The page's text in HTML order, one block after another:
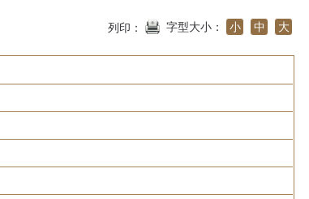
列印： 字型大小： 小 中 大